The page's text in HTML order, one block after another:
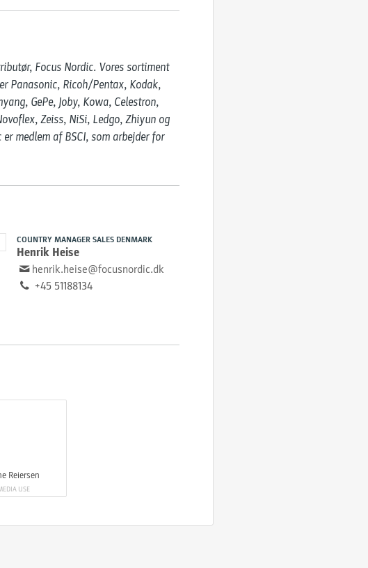
Focus Nordic. Vores sortiment
Panasonic, Ricoh/Pentax, Kodak,
GePe, Joby, Kowa, Celestron,
Zeiss, NiSi, Ledgo, Zhiyun og
medlem af BSCI, som arbejder for
COUNTRY MANAGER SALES DENMARK
Henrik Heise
henrik.heise@focusnordic.dk
+45 51188134
Reiersen
USE